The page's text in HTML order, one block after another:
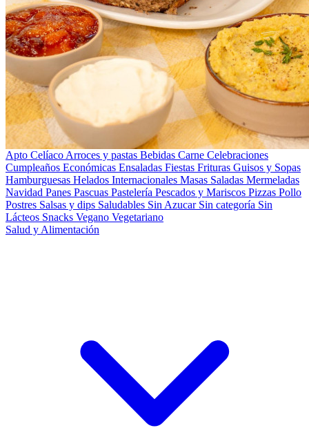
Apto Celíaco Arroces y pastas Bebidas Carne Celebraciones
Cumpleaños Económicas Ensaladas Fiestas Frituras Guisos y Sopas
Hamburguesas Helados Internacionales Masas Saladas Mermeladas
Navidad Panes Pascuas Pastelería Pescados y Mariscos Pizzas Pollo
Postres Salsas y dips Saludables Sin Azucar Sin categoría Sin
Lácteos Snacks Vegano Vegetariano
Salud y Alimentación